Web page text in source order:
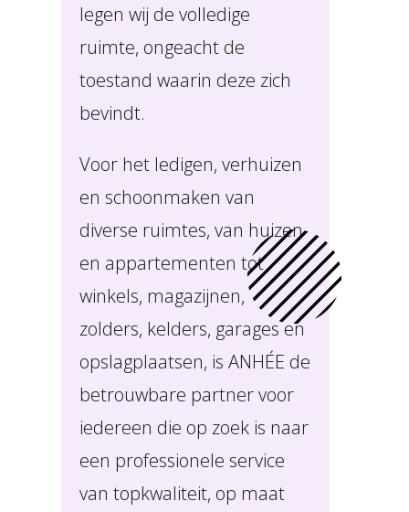
legen wij de volledige
ruimte, ongeacht de
toestand waarin deze zich
bevindt.
Voor het ledigen, verhuizen
en schoonmaken van
diverse ruimtes, van huizen
en appartementen tot
winkels, magazijnen,
zolders, kelders, garages en
opslagplaatsen, is ANHÉE de
betrouwbare partner voor
iedereen die op zoek is naar
een professionele service
van topkwaliteit, op maat